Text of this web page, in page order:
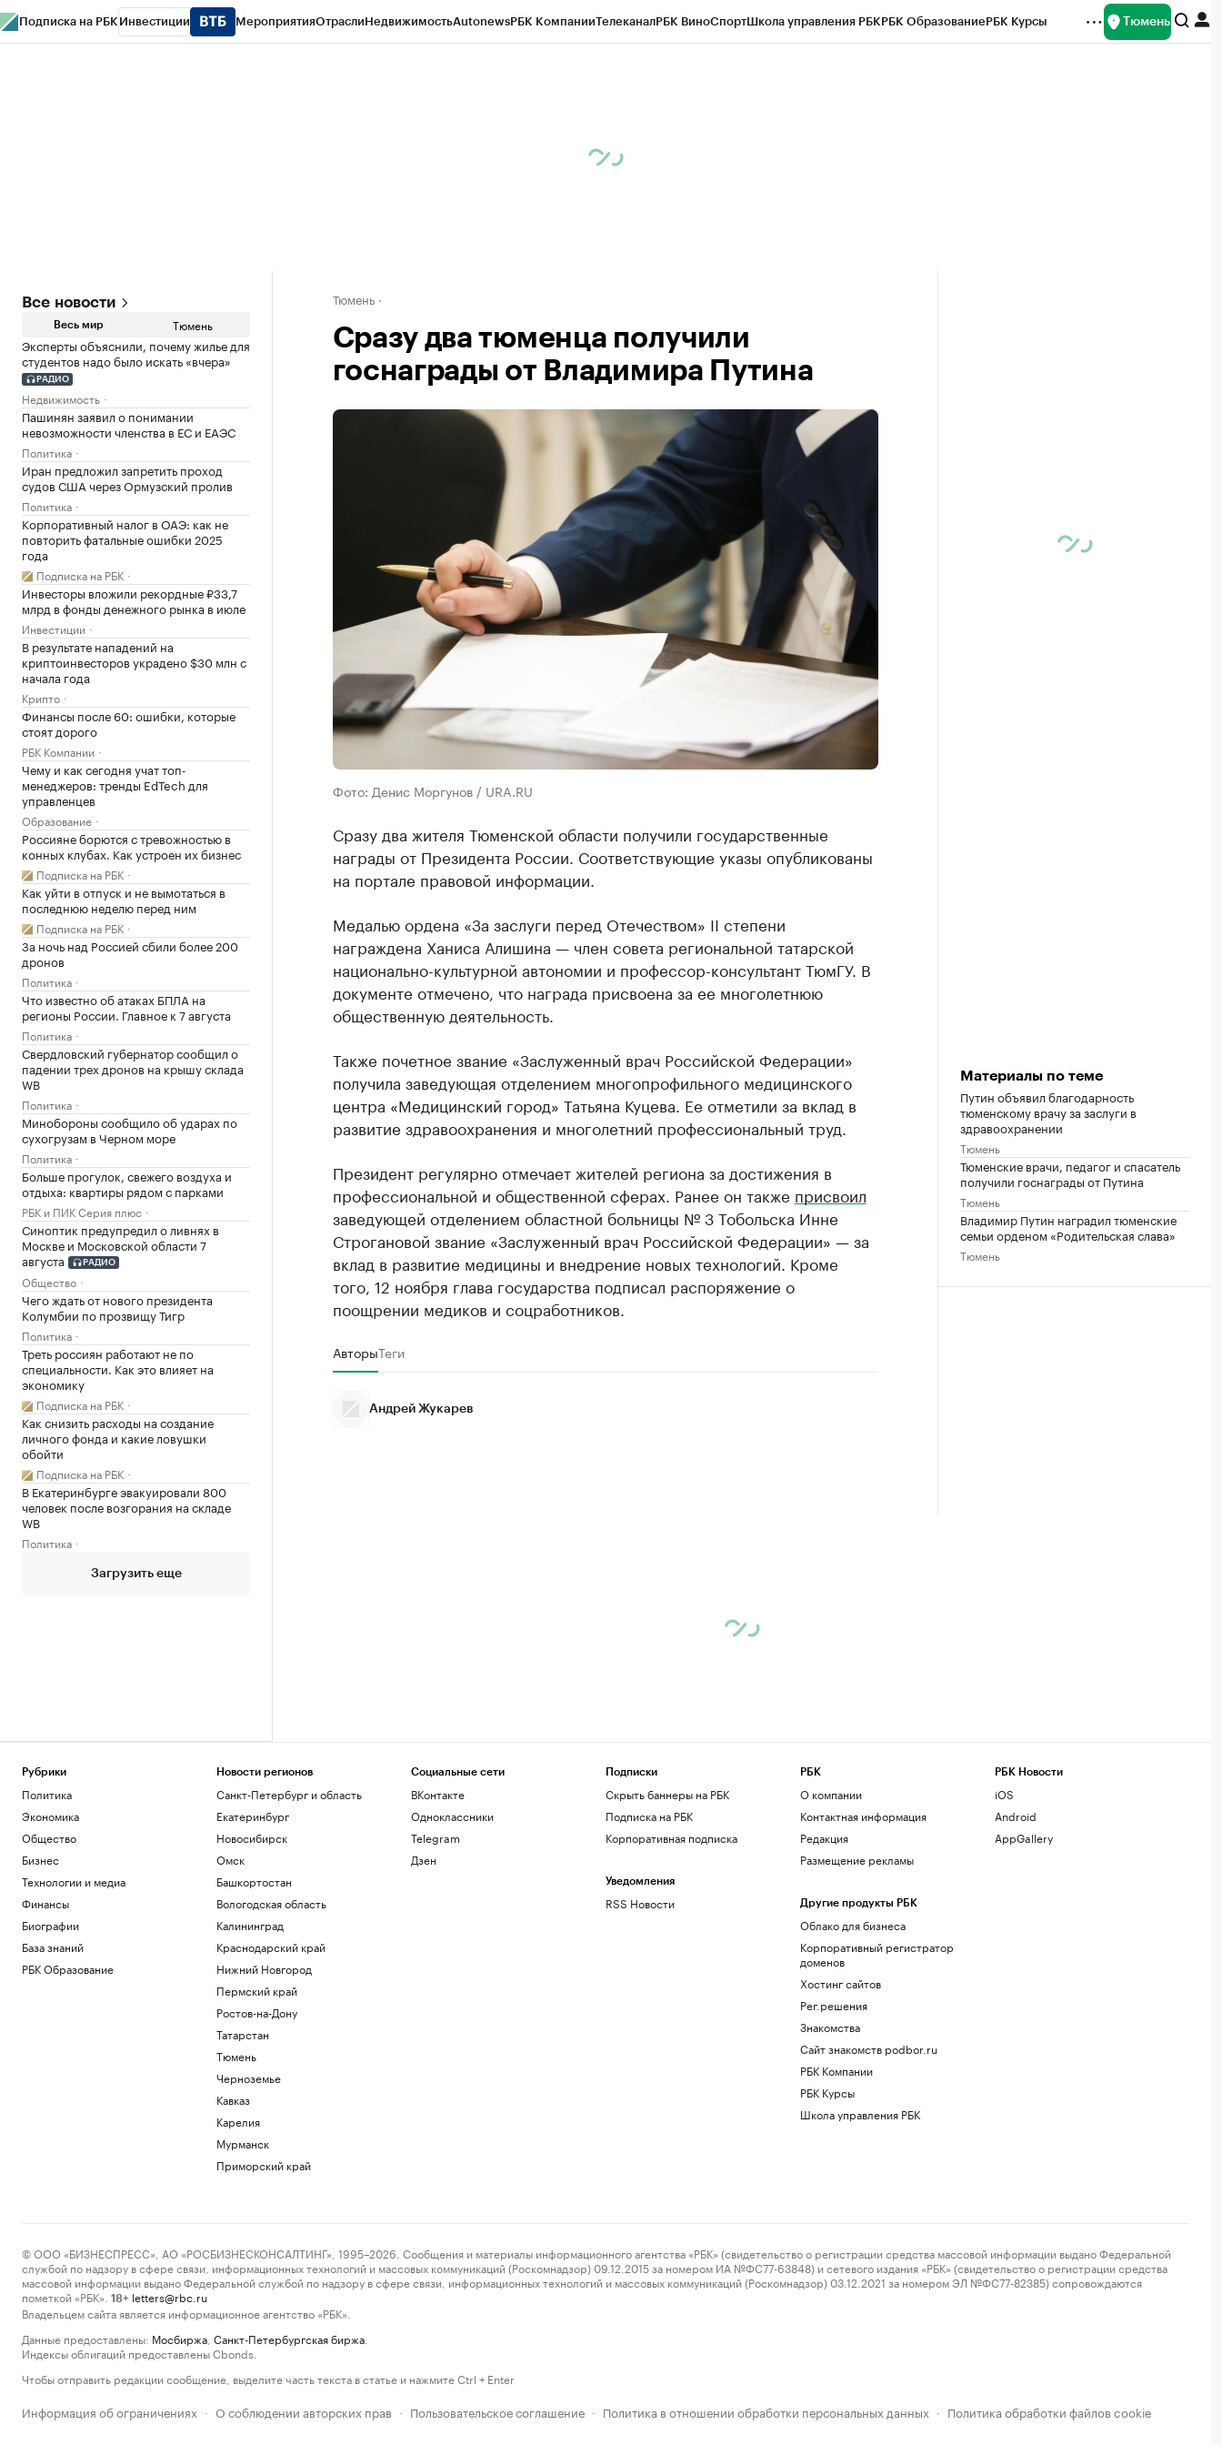
Подписка на РБК Инвестиции МероприятияОтраслиНедвижимостьAutonewsРБК КомпанииТелеканалРБК ВиноСпортШкола управления РБКРБК ОбразованиеРБК Курсы Тюмень
Все новости
Весь мир Тюмень
Эксперты объяснили, почему жилье для
студентов надо было искать «вчера»
РАДИО
Недвижимость
Пашинян заявил о понимании
невозможности членства в ЕС и ЕАЭС
Политика
Иран предложил запретить проход
судов США через Ормузский пролив
Политика
Корпоративный налог в ОАЭ: как не
повторить фатальные ошибки 2025
года
Подписка на РБК
Инвесторы вложили рекордные ₽33,7
млрд в фонды денежного рынка в июле
Инвестиции
В результате нападений на
криптоинвесторов украдено $30 млн с
начала года
Крипто
Финансы после 60: ошибки, которые
стоят дорого
РБК Компании
Чему и как сегодня учат топ-
менеджеров: тренды EdTech для
управленцев
Образование
Россияне борются с тревожностью в
конных клубах. Как устроен их бизнес
Подписка на РБК
Как уйти в отпуск и не вымотаться в
последнюю неделю перед ним
Подписка на РБК
За ночь над Россией сбили более 200
дронов
Политика
Что известно об атаках БПЛА на
регионы России. Главное к 7 августа
Политика
Свердловский губернатор сообщил о
падении трех дронов на крышу склада
WB
Политика
Минобороны сообщило об ударах по
сухогрузам в Черном море
Политика
Больше прогулок, свежего воздуха и
отдыха: квартиры рядом с парками
РБК и ПИК Серия плюс
Синоптик предупредил о ливнях в
Москве и Московской области 7
августа
РАДИО
Общество
Чего ждать от нового президента
Колумбии по прозвищу Тигр
Политика
Треть россиян работают не по
специальности. Как это влияет на
экономику
Подписка на РБК
Как снизить расходы на создание
личного фонда и какие ловушки
обойти
Подписка на РБК
В Екатеринбурге эвакуировали 800
человек после возгорания на складе
WB
Политика
Загрузить еще
Тюмень
Сразу два тюменца получили
госнаграды от Владимира Путина
Фото: Денис Моргунов / URA.RU
Сразу два жителя Тюменской области получили государственные
награды от Президента России. Соответствующие указы опубликованы
на портале правовой информации.
Медалью ордена «За заслуги перед Отечеством» II степени
награждена Ханиса Алишина — член совета региональной татарской
национально-культурной автономии и профессор-консультант ТюмГУ. В
документе отмечено, что награда присвоена за ее многолетнюю
общественную деятельность.
Также почетное звание «Заслуженный врач Российской Федерации»
получила заведующая отделением многопрофильного медицинского
центра «Медицинский город» Татьяна Куцева. Ее отметили за вклад в
развитие здравоохранения и многолетний профессиональный труд.
Президент регулярно отмечает жителей региона за достижения в
профессиональной и общественной сферах. Ранее он также присвоил
заведующей отделением областной больницы № 3 Тобольска Инне
Строгановой звание «Заслуженный врач Российской Федерации» — за
вклад в развитие медицины и внедрение новых технологий. Кроме
того, 12 ноября глава государства подписал распоряжение о
поощрении медиков и соцработников.
АвторыТеги
Андрей Жукарев
Материалы по теме
Путин объявил благодарность
тюменскому врачу за заслуги в
здравоохранении
Тюмень
Тюменские врачи, педагог и спасатель
получили госнаграды от Путина
Тюмень
Владимир Путин наградил тюменские
семьи орденом «Родительская слава»
Тюмень
Рубрики
Политика
Экономика
Общество
Бизнес
Технологии и медиа
Финансы
Биографии
База знаний
РБК Образование
Новости регионов
Санкт-Петербург и область
Екатеринбург
Новосибирск
Омск
Башкортостан
Вологодская область
Калининград
Краснодарский край
Нижний Новгород
Пермский край
Ростов-на-Дону
Татарстан
Тюмень
Черноземье
Кавказ
Карелия
Мурманск
Приморский край
Социальные сети
ВКонтакте
Одноклассники
Telegram
Дзен
Подписки
Скрыть баннеры на РБК
Подписка на РБК
Корпоративная подписка
Уведомления
RSS Новости
РБК
О компании
Контактная информация
Редакция
Размещение рекламы
Другие продукты РБК
Облако для бизнеса
Корпоративный регистратор
доменов
Хостинг сайтов
Рег.решения
Знакомства
Сайт знакомств podbor.ru
РБК Компании
РБК Курсы
Школа управления РБК
РБК Новости
iOS
Android
AppGallery
© ООО «БИЗНЕСПРЕСС», АО «РОСБИЗНЕСКОНСАЛТИНГ», 1995–2026. Сообщения и материалы информационного агентства «РБК» (свидетельство о регистрации средства массовой информации выдано Федеральной
службой по надзору в сфере связи, информационных технологий и массовых коммуникаций (Роскомнадзор) 09.12.2015 за номером ИА №ФС77-63848) и сетевого издания «РБК» (свидетельство о регистрации средства
массовой информации выдано Федеральной службой по надзору в сфере связи, информационных технологий и массовых коммуникаций (Роскомнадзор) 03.12.2021 за номером ЭЛ №ФС77-82385) сопровождаются
пометкой «РБК».
18+ letters@rbc.ru
Владельцем сайта является информационное агентство «РБК».
Данные предоставлены: Мосбиржа Санкт-Петербургская биржа
Индексы облигаций предоставлены Cbonds.
Чтобы отправить редакции сообщение, выделите часть текста в статье и нажмите Ctrl + Enter
Информация об ограничениях · О соблюдении авторских прав · Пользовательское соглашение · Политика в отношении обработки персональных данных · Политика обработки файлов cookie